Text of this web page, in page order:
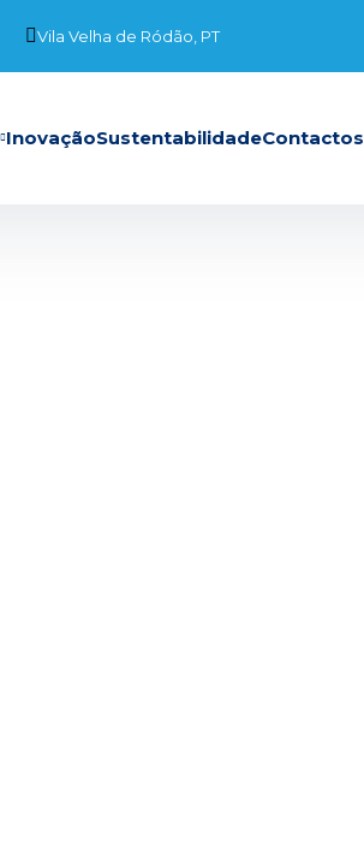
Vila Velha de Ródão, PT
InovaçãoSustentabilidadeContactos